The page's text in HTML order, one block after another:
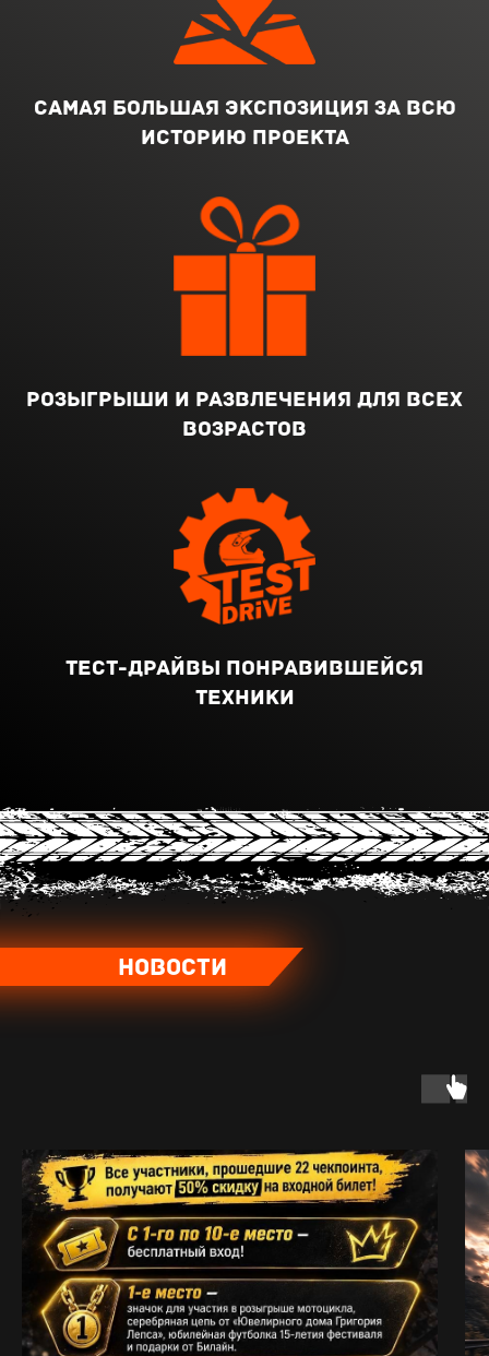
Самая большая экспозиция за всю
историю проекта
розыгрыши и развлечения для всех
возрастов
тест-драйвы понравившейся
техники
Новости